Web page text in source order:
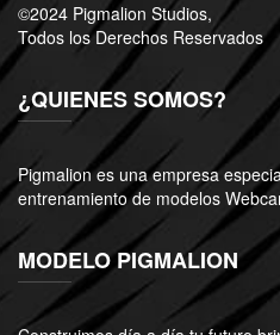
©2024 Pigmalion Studios,
Todos los Derechos Reservados
¿QUIENES SOMOS?
Pigmalion es una empresa
entrenamiento de modelos
MODELO PIGMALION